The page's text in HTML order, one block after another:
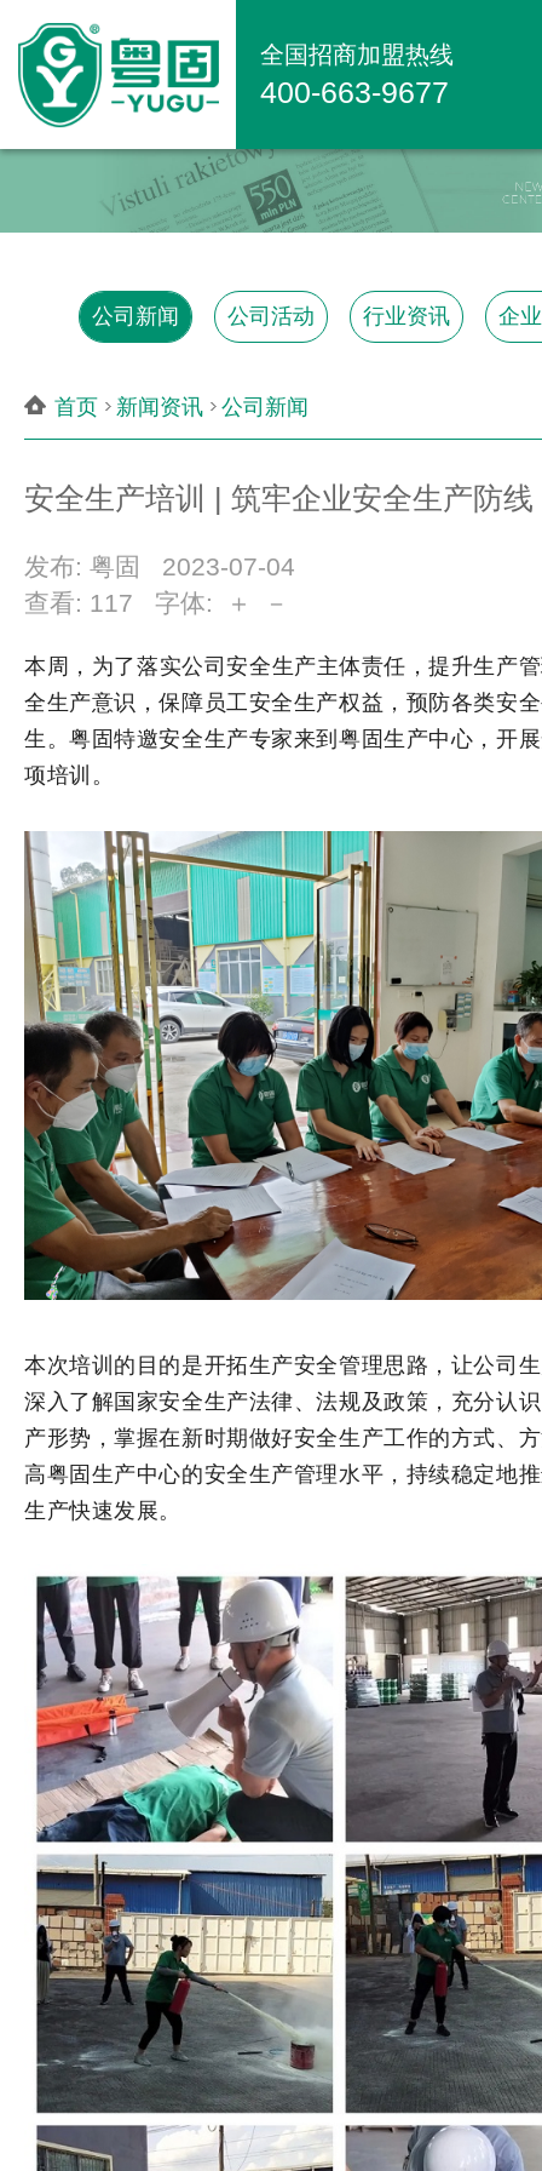
全国招商加盟热线
400-663-9677
公司新闻 公司活动 行业资讯 企
首页 新闻资讯 公司新闻
安全生产培训 | 筑牢企业安全生产防线
发布: 粤固 2023-07-04
查看: 117 字体: ＋ －
本周，为了落实公司安全生产主体责任 ，提升生产
全生产意识，保障员工安全生产权益，预防各类安
生。粤固特邀安全生产专家来到粤固生产中心，开
项培训。
本次培训的目的是开拓生产安全管理思路，让公司
深入了解国家安全生产法律、法规及政策，充分认
产形势，掌握在新时期做好安全生产工作的方式、
高粤固生产中心的安全生产管理水平，持续稳定地
生产快速发展。